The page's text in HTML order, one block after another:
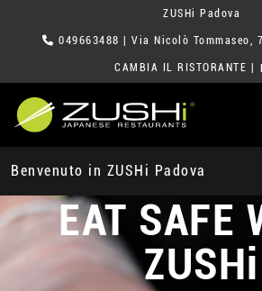
ZUSHi Padova
049663488 | Via Nicolò Tommaseo,
CAMBIA IL RISTORANTE
Benvenuto in ZUSHi Padova
EAT SAFE
ZUSHi